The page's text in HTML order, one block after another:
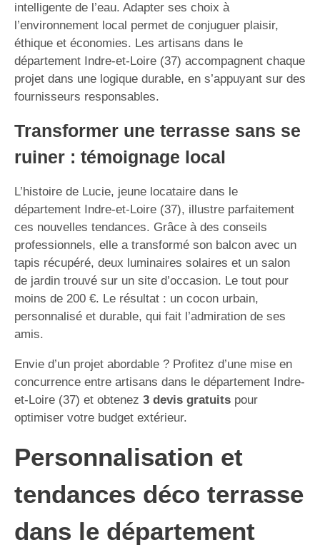
intelligente de l’eau. Adapter ses choix à
l’environnement local permet de conjuguer plaisir,
éthique et économies. Les artisans dans le
département Indre-et-Loire (37) accompagnent chaque
projet dans une logique durable, en s’appuyant sur des
fournisseurs responsables.
Transformer une terrasse sans se
ruiner : témoignage local
L’histoire de Lucie, jeune locataire dans le
département Indre-et-Loire (37), illustre parfaitement
ces nouvelles tendances. Grâce à des conseils
professionnels, elle a transformé son balcon avec un
tapis récupéré, deux luminaires solaires et un salon
de jardin trouvé sur un site d’occasion. Le tout pour
moins de 200 €. Le résultat : un cocon urbain,
personnalisé et durable, qui fait l’admiration de ses
amis.
Envie d’un projet abordable ? Profitez d’une mise en
concurrence entre artisans dans le département Indre-
et-Loire (37) et obtenez 3 devis gratuits pour
optimiser votre budget extérieur.
Personnalisation et
tendances déco terrasse
dans le département